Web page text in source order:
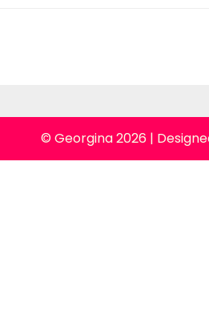
© Georgina 2026 |